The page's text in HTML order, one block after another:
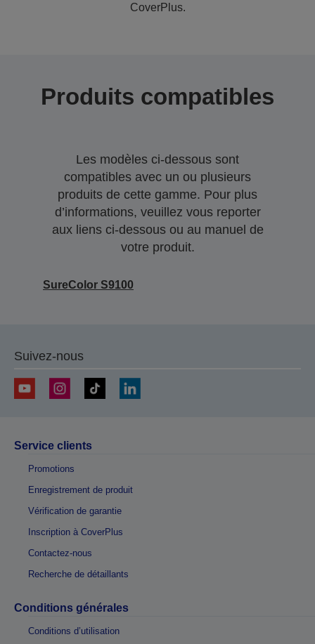
CoverPlus.
Produits compatibles
Les modèles ci-dessous sont
compatibles avec un ou plusieurs
produits de cette gamme. Pour plus
d’informations, veuillez vous reporter
aux liens ci-dessous ou au manuel de
votre produit.
SureColor S9100
Suivez-nous
Service clients
Promotions
Enregistrement de produit
Vérification de garantie
Inscription à CoverPlus
Contactez-nous
Recherche de détaillants
Conditions générales
Conditions d’utilisation